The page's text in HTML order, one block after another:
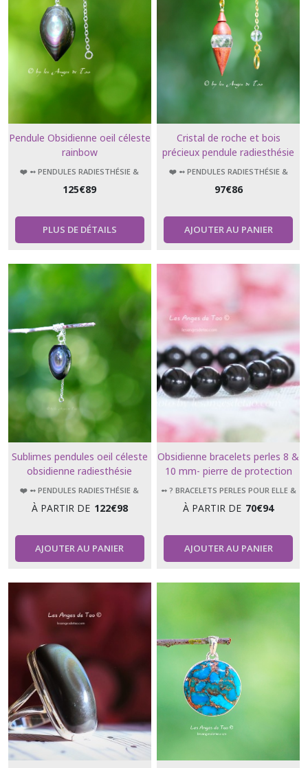
Pendule Obsidienne oeil céleste
rainbow
❤️ ➻ PENDULES RADIESTHÉSIE &
125€89
PLUS DE DÉTAILS
Cristal de roche et bois
précieux pendule radiesthésie
géobiologie sacrée divinatoire
❤️ ➻ PENDULES RADIESTHÉSIE &
97€86
AJOUTER AU PANIER
Sublimes pendules oeil céleste
obsidienne radiesthésie
divination soins énergétiques
❤️ ➻ PENDULES RADIESTHÉSIE &
À PARTIR DE 122€98
AJOUTER AU PANIER
Obsidienne bracelets perles 8 &
10 mm- pierre de protection
➻ ? BRACELETS PERLES POUR ELLE &
À PARTIR DE 70€94
AJOUTER AU PANIER